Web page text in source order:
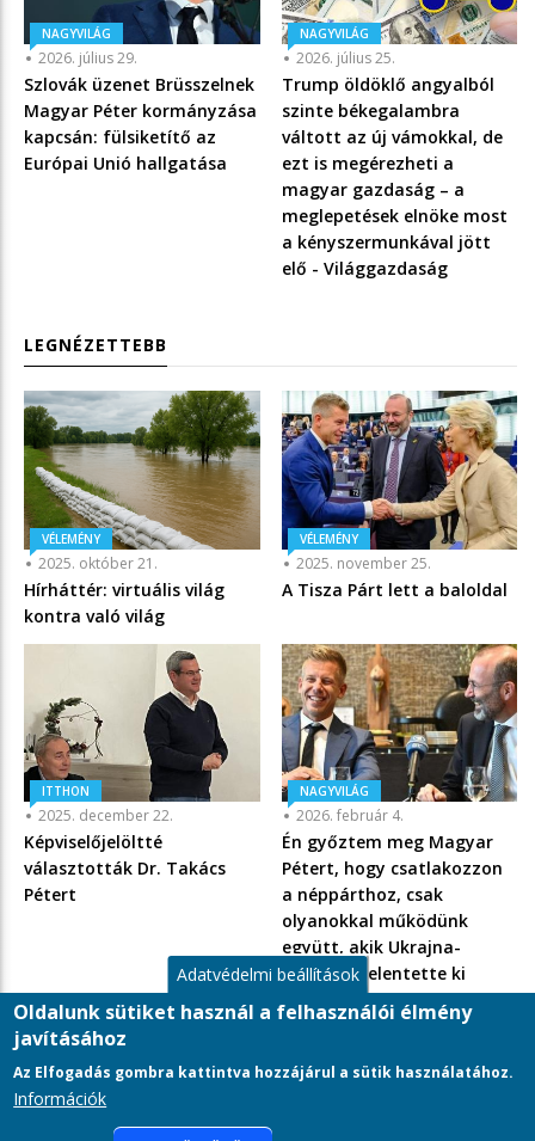
NAGYVILÁG
2026. július 29.
Szlovák üzenet Brüsszelnek
Magyar Péter kormányzása
kapcsán: fülsiketítő az
Európai Unió hallgatása
NAGYVILÁG
2026. július 25.
Trump öldöklő angyalból
szinte békegalambra
váltott az új vámokkal, de
ezt is megérezheti a
magyar gazdaság – a
meglepetések elnöke most
a kényszermunkával jött
elő - Világgazdaság
LEGNÉZETTEBB
VÉLEMÉNY
2025. október 21.
Hírháttér: virtuális világ
kontra való világ
VÉLEMÉNY
2025. november 25.
A Tisza Párt lett a baloldal
ITTHON
2025. december 22.
Képviselőjelöltté
választották Dr. Takács
Pétert
NAGYVILÁG
2026. február 4.
Én győztem meg Magyar
Pétert, hogy csatlakozzon
a néppárthoz, csak
olyanokkal működünk
együtt, akik Ukrajna-
pártiak – jelentette ki
Manfred Weber
Adatkezelési tájékoztató
Adatvédelmi beállítások
Oldalunk sütiket használ a felhasználói élmény
javításához
Az Elfogadás gombra kattintva hozzájárul a sütik használatához.
Információk